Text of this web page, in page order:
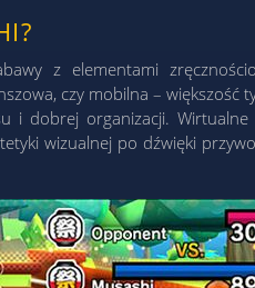
z elementami
czy mobilna – większość
i dobrej organizacji.
wizualnej po dźwięki